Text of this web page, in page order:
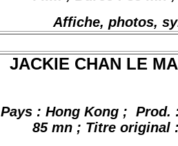
Affiche, photos,
JACKIE CHAN LE
Pays : Hong Kong ; Prod.
85 mn; Titreoriginal